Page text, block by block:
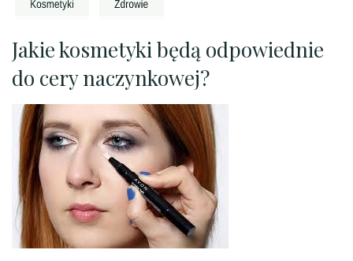
Jakie kosmetyki będą odpowiednie
do cery naczynkowej?